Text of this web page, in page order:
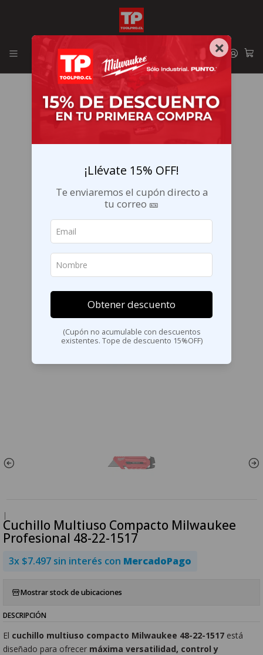
Envíos GRATIS en la RM por compras sobre $29.990
|
Cuchillo Multiuso Compacto Milwaukee
Profesional 48-22-1517
3x $7.497 sin interés con MercadoPago
Mostrar stock de ubicaciones
DESCRIPCIÓN
El cuchillo multiuso compacto Milwaukee 48-22-1517 está
diseñado para ofrecer máxima versatilidad, control y
×
¡Llévate 15% OFF!
Te enviaremos el cupón directo a
tu correo 🎫
Obtener descuento
(Cupón no acumulable con descuentos
existentes. Tope de descuento 15%OFF)